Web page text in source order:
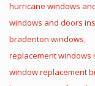
hurricane windows
windows and doors
bradenton windows,
replacement windows
window replacement